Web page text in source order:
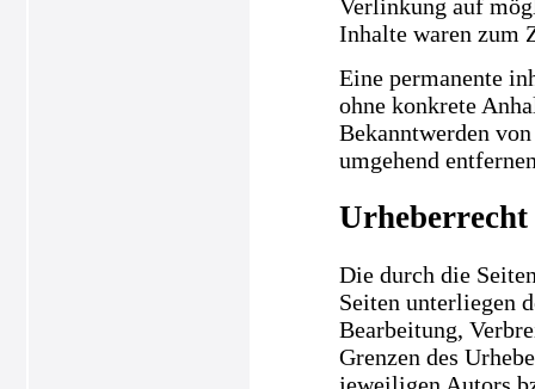
Verlinkung auf
Inhalte waren zum
Eine permanente
ohne konkrete
Bekanntwerden
umgehend
Urheberrecht
Die durch die
Seiten unterliegen
Bearbeitung,
Grenzen des